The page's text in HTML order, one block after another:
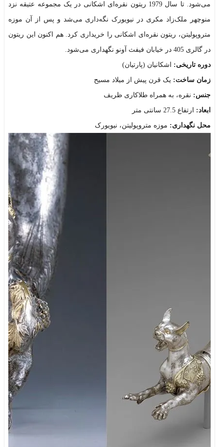
می‌شود. تا سال 1979 ریتون نقره‌ای اشکانی در یک مجموعه عتیقه نزد
منوچهر ملک‌زاد مکری در نیویورک نگه‌داری می‌شد و پس از آن موزه
متروپولیتن، ریتون نقره‌ای اشکانی را خریداری کرد. هم اکنون این ریتون
در گالری 405 در خیابان فیفث آونو نگهداری می‌شود.
دوره تاریخی: اشکانیان (پارتیان)
زمان ساخت: یک قرن پیش از میلاد مسیح
جنس: نقره، به همراه طلاکاری ظریف
ابعاد: ارتفاع 27.5 سانتی متر
محل نگهداری: موزه متروپولیتن، نیویورک